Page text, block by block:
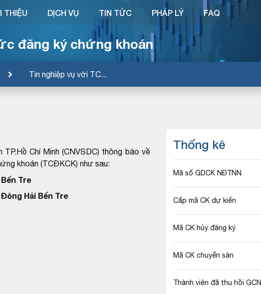
đăng ký chứng khoán
Tin nghiệp vụ với TC...
THIỆU DỊCH VỤ TIN TỨC PHÁP LÝ FAQ
Chí Minh (CNVSDC) thông báo về
khoán (TCĐKCK) như sau:
Tre
Hải Bến Tre
Thống kê
Mã số GDCK NĐTNN
Cấp mã CK dự kiến
Mã CK hủy đăng ký
Mã CK chuyển sàn
Thành viên đã thu hồi GCN